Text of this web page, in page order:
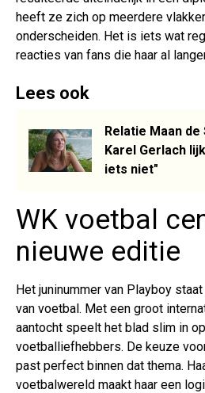
heeft ze zich op meerdere
onderscheiden. Het is iets wat
reacties van fans die haar al
Lees ook
Relatie Maan
Karel Gerlach
iets niet"
WK voetbal
nieuwe editie
Het juninummer van Playboy
van voetbal. Met een groot
aantocht speelt het blad slim in
voetballiefhebbers. De keuze
past perfect binnen dat thema.
voetbalwereld maakt haar een